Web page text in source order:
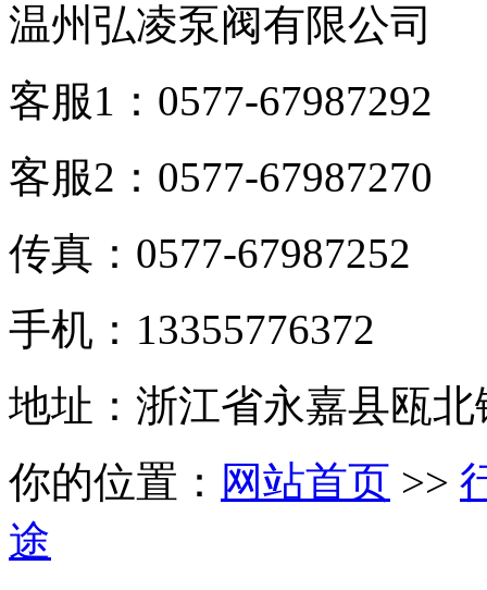
温州弘凌泵阀有限公司
客服1：0577-67987292
客服2：0577-67987270
传真：0577-67987252
手机：13355776372
地址：浙江省永嘉县瓯
你的位置： 网站首页 >>
途